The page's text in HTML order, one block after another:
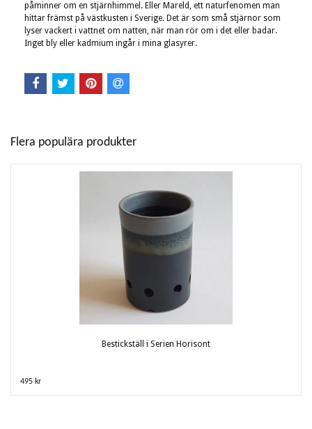
påminner om en stjärnhimmel. Eller Mareld, ett naturfenomen man
hittar främst på västkusten i Sverige. Det är som små stjärnor som
lyser vackert i vattnet om natten, när man rör om i det eller badar.
Inget bly eller kadmium ingår i mina glasyrer.
Flera populära produkter
Bestickställ i Serien Horisont
495 kr